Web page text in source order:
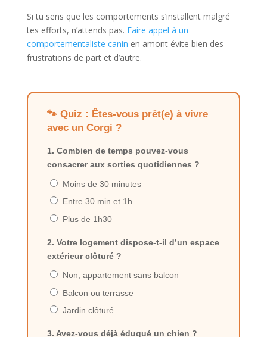
Si tu sens que les comportements s’installent malgré
tes efforts, n’attends pas. Faire appel à un
comportementaliste canin en amont évite bien des
frustrations de part et d’autre.
🐾 Quiz : Êtes-vous prêt(e) à vivre
avec un Corgi ?
1. Combien de temps pouvez-vous
consacrer aux sorties quotidiennes ?
Moins de 30 minutes
Entre 30 min et 1h
Plus de 1h30
2. Votre logement dispose-t-il d’un espace
extérieur clôturé ?
Non, appartement sans balcon
Balcon ou terrasse
Jardin clôturé
3. Avez-vous déjà éduqué un chien ?